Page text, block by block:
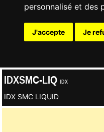
personnalisé et des
J'accepte Je
IDXSMC-LIQ IDX
IDX SMC LIQUID